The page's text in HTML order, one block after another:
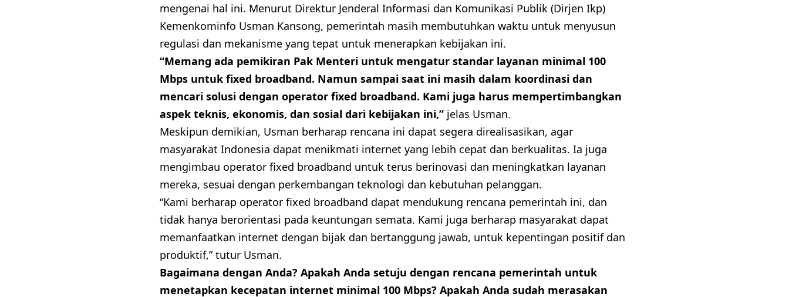
mengenai hal ini. Menurut Direktur Jenderal Informasi dan Komunikasi Publik (Dirjen Ikp)
Kemenkominfo Usman Kansong, pemerintah masih membutuhkan waktu untuk menyusun
regulasi dan mekanisme yang tepat untuk menerapkan kebijakan ini.
“Memang ada pemikiran Pak Menteri untuk mengatur standar layanan minimal 100
Mbps untuk fixed broadband. Namun sampai saat ini masih dalam koordinasi dan
mencari solusi dengan operator fixed broadband. Kami juga harus mempertimbangkan
aspek teknis, ekonomis, dan sosial dari kebijakan ini,” jelas Usman.
Meskipun demikian, Usman berharap rencana ini dapat segera direalisasikan, agar
masyarakat Indonesia dapat menikmati internet yang lebih cepat dan berkualitas. Ia juga
mengimbau operator fixed broadband untuk terus berinovasi dan meningkatkan layanan
mereka, sesuai dengan perkembangan teknologi dan kebutuhan pelanggan.
“Kami berharap operator fixed broadband dapat mendukung rencana pemerintah ini, dan
tidak hanya berorientasi pada keuntungan semata. Kami juga berharap masyarakat dapat
memanfaatkan internet dengan bijak dan bertanggung jawab, untuk kepentingan positif dan
produktif,” tutur Usman.
Bagaimana dengan Anda? Apakah Anda setuju dengan rencana pemerintah untuk
menetapkan kecepatan internet minimal 100 Mbps? Apakah Anda sudah merasakan